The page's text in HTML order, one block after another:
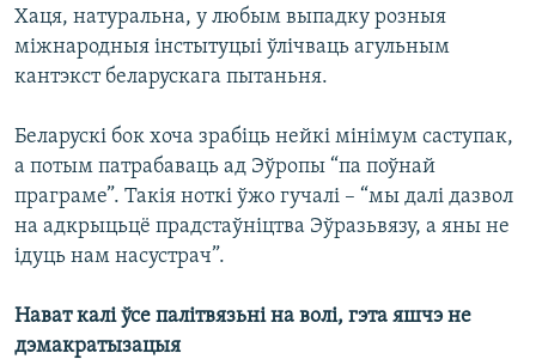
Хаця, натуральна, у любым выпадку розныя
міжнародныя інстытуцыі ўлічваць агульным
кантэкст беларускага пытаньня.
Беларускі бок хоча зрабіць нейкі мінімум саступак,
а потым патрабаваць ад Эўропы “па поўнай
праграме”. Такія ноткі ўжо гучалі – “мы далі дазвол
на адкрыцьцё прадстаўніцтва Эўразьвязу, а яны не
ідуць нам насустрач”.
Нават калі ўсе палітвязьні на волі, гэта яшчэ не
дэмакратызацыя